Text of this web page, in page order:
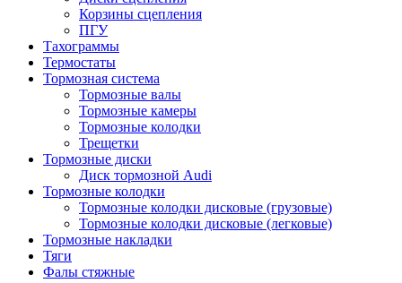
Корзины сцепления
ПГУ
Тахограммы
Термостаты
Тормозная система
Тормозные валы
Тормозные камеры
Тормозные колодки
Трещетки
Тормозные диски
Диск тормозной Audi
Тормозные колодки
Тормозные колодки дисковые (грузовые)
Тормозные колодки дисковые (легковые)
Тормозные накладки
Тяги
Фалы стяжные